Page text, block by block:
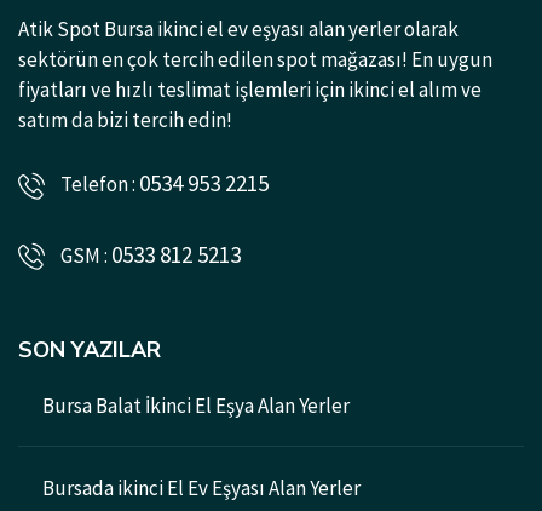
Atik Spot Bursa ikinci el ev eşyası alan yerler olarak
sektörün en çok tercih edilen spot mağazası! En uygun
fiyatları ve hızlı teslimat işlemleri için ikinci el alım ve
satım da bizi tercih edin!
Telefon : 0534 953 2215
GSM : 0533 812 5213
SON YAZILAR
Bursa Balat İkinci El Eşya Alan Yerler
Bursada ikinci El Ev Eşyası Alan Yerler